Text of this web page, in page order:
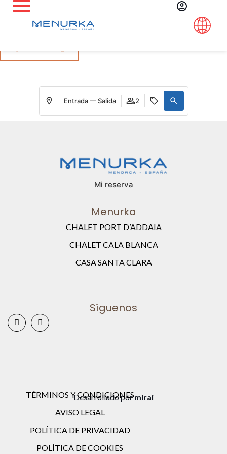
Síguenos en Instagram
Entrada — Salida 2
Mi reserva
Menurka
CHALET PORT D’ADDAIA
CHALET CALA BLANCA
CASA SANTA CLARA
Síguenos
TÉRMINOS Y CONDICIONES
AVISO LEGAL
POLÍTICA DE PRIVACIDAD
POLÍTICA DE COOKIES
Desarrollado pormirai